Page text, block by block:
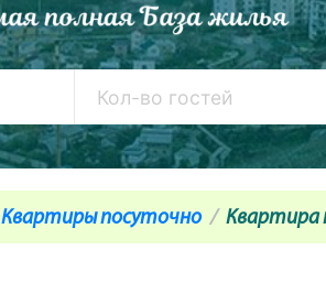
Квартиры посуточно Квартира